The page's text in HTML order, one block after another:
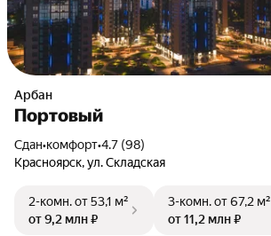
Арбан
Портовый
Сдан•комфорт•4.7 (98)
Красноярск, ул. Складская
2-комн.от 53,1 м²
от 9,2 млн ₽
3-комн.от 67,2 м²
от 11,2 млн ₽